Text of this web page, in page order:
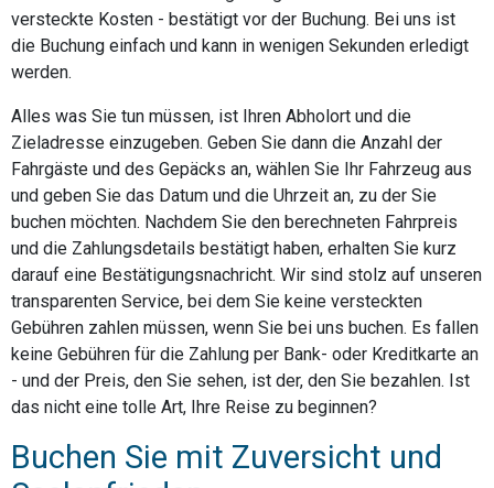
versteckte Kosten - bestätigt vor der Buchung. Bei uns ist
die Buchung einfach und kann in wenigen Sekunden erledigt
werden.
Alles was Sie tun müssen, ist Ihren Abholort und die
Zieladresse einzugeben. Geben Sie dann die Anzahl der
Fahrgäste und des Gepäcks an, wählen Sie Ihr Fahrzeug aus
und geben Sie das Datum und die Uhrzeit an, zu der Sie
buchen möchten. Nachdem Sie den berechneten Fahrpreis
und die Zahlungsdetails bestätigt haben, erhalten Sie kurz
darauf eine Bestätigungsnachricht. Wir sind stolz auf unseren
transparenten Service, bei dem Sie keine versteckten
Gebühren zahlen müssen, wenn Sie bei uns buchen. Es fallen
keine Gebühren für die Zahlung per Bank- oder Kreditkarte an
- und der Preis, den Sie sehen, ist der, den Sie bezahlen. Ist
das nicht eine tolle Art, Ihre Reise zu beginnen?
Buchen Sie mit Zuversicht und